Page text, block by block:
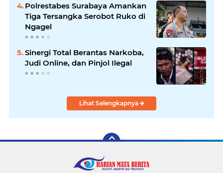
Polrestabes Surabaya Amankan
Tiga Tersangka Serobot Ruko di
Ngagel
Sinergi Total Berantas Narkoba,
Judi Online, dan Pinjol Ilegal
Lihat Selengkapnya